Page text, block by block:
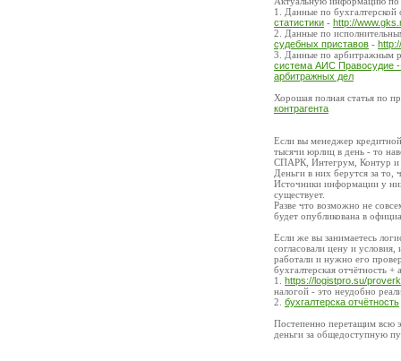
1. Данные по бухгалтерской
статистики - http://
2. Данные по
судебных приставов -
3. Данные по арбитражным
система АИС Правосудие
арбитражных дел
Хорошая полная статья по
контрагента
Если вы менеджер
тысячи юрлиц в день - то
СПАРК, Интегрум, Контур и
Деньги в них берутся за
Источники информации у
существует.
Разве что возможно не
будет опубликована в
Если же вы занимаетесь
согласовали цену и
работали и нужно его
бухгалтерская отчётность
1. https://logistpro.su/
налогой - это неудобно
2. бухгалтерска отчётность
Постепенно перетащим всю
деньги за общедоступную